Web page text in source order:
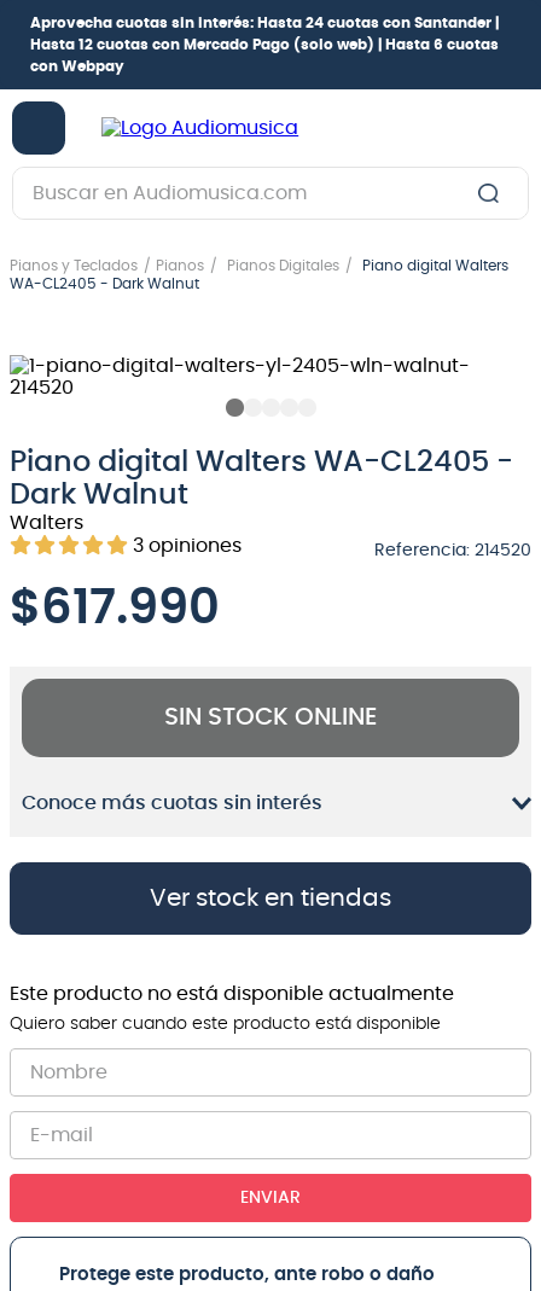
Aprovecha cuotas sin interés: Hasta 24 cuotas con Santander |
Hasta 12 cuotas con Mercado Pago (solo web) |
Hasta 6 cuotas
con Webpay
Buscar en Audiomusica.com
Pianos y Teclados Pianos Pianos Digitales
Piano digital Walters
WA-CL2405 - Dark Walnut
Piano digital Walters WA-CL2405 -
Dark Walnut
Walters
3 opiniones Referencia: 214520
$617.990
SIN STOCK ONLINE
Conoce más cuotas sin interés
Ver stock en tiendas
Este producto no está disponible actualmente
Quiero saber cuando este producto está disponible
ENVIAR
Protege este producto, ante robo o daño
1.
guitarra electrica
3.
guitarra electroacústica
5.
amplificador
6.
guitarra
7.
teclado
9 .
micrófono